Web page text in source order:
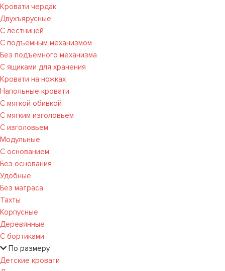
Кровати чердак
Двухъярусные
С лестницей
С подъемным механизмом
Без подъемного механизма
С ящиками для хранения
Кровати на ножках
Напольные кровати
С мягкой обивкой
С мягким изголовьем
С изголовьем
Модульные
С основанием
Без основания
Удобные
Без матраса
Тахты
Корпусные
Деревянные
С бортиками
По размеру
Детские кровати